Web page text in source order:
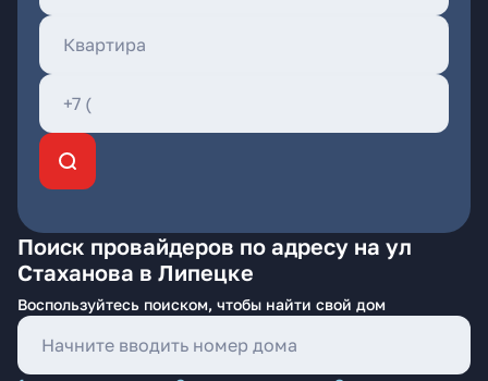
Поиск провайдеров по адресу на ул
Стаханова в Липецке
Воспользуйтесь поиском, чтобы найти свой дом